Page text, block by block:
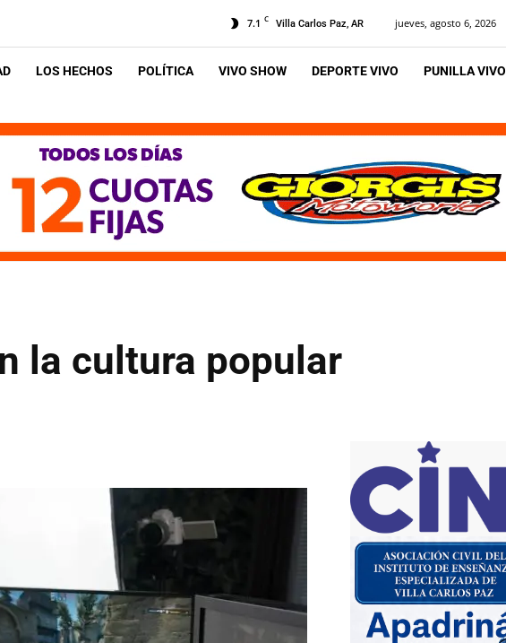
7.1 C Villa Carlos Paz, AR jueves, agosto 6, 2026
LOS HECHOS POLÍTICA VIVO SHOW DEPORTE VIVO PUNILLA VIVO
la cultura popular